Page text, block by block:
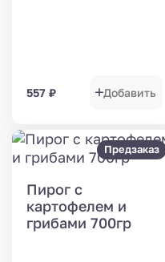
557 ₽ Добавить
Предзаказ
Пирог с
картофелем и
грибами 700гр